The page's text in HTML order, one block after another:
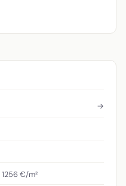
→
1256 €/m²